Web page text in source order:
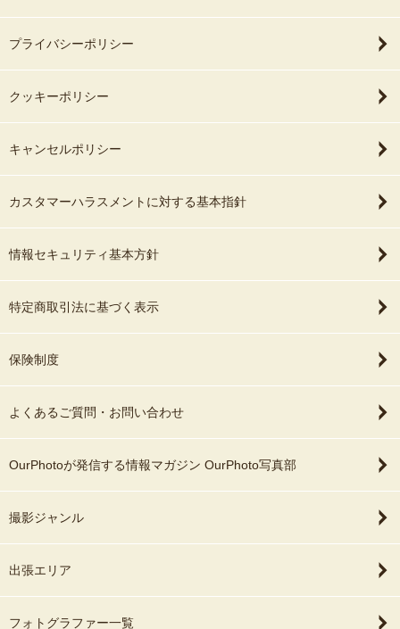
プライバシーポリシー
クッキーポリシー
キャンセルポリシー
カスタマーハラスメントに対する基本指針
情報セキュリティ基本方針
特定商取引法に基づく表示
保険制度
よくあるご質問・お問い合わせ
OurPhotoが発信する情報マガジン OurPhoto写真部
撮影ジャンル
出張エリア
フォトグラファー一覧